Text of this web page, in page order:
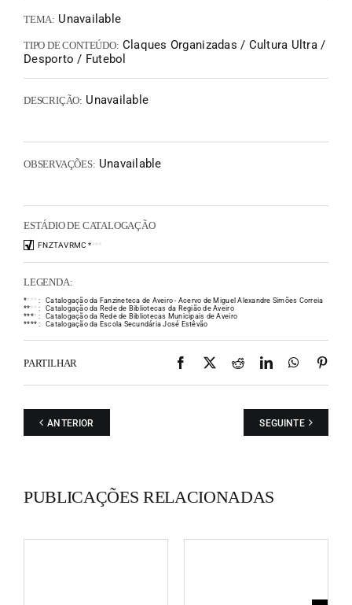
TEMA: Unavailable
TIPO DE CONTEÚDO: Claques Organizadas / Cultura Ultra /
Desporto / Futebol
DESCRIÇÃO: Unavailable
OBSERVAÇÕES: Unavailable
ESTÁDIO DE CATALOGAÇÃO
FNZTAVRMC ****
LEGENDA:
** * * :
Catalogação da Fanzineteca de Aveiro - Acervo de Miguel Alexandre Simões Correia
** * * :
Catalogação da Rede de Bibliotecas da Região de Aveiro
**** :
Catalogação da Rede de Bibliotecas Municipais de Aveiro
**** : Catalogação da Escola Secundária José Estêvão
PARTILHAR Facebook
X RedditLinkedIn
ANTERIOR SEGUINTE
PUBLICAÇÕES RELACIONADAS